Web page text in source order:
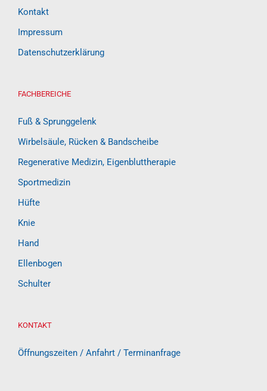
Kontakt
Impressum
Datenschutzerklärung
FACHBEREICHE
Fuß & Sprunggelenk
Wirbelsäule, Rücken & Bandscheibe
Regenerative Medizin, Eigenbluttherapie
Sportmedizin
Hüfte
Knie
Hand
Ellenbogen
Schulter
KONTAKT
Öffnungszeiten / Anfahrt / Terminanfrage